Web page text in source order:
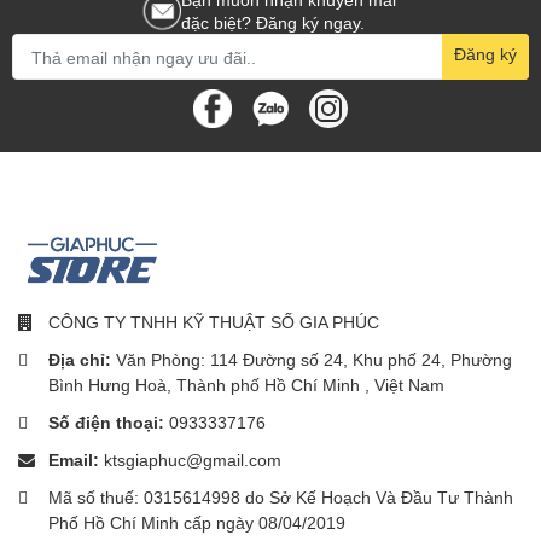
đặc biệt? Đăng ký ngay.
Đăng ký
CÔNG TY TNHH KỸ THUẬT SỐ GIA PHÚC
Địa chỉ: Văn Phòng: 114 Đường số 24, Khu phố 24, Phường
Bình Hưng Hoà, Thành phố Hồ Chí Minh , Việt Nam
Số điện thoại: 0933337176
Email: ktsgiaphuc@gmail.com
Mã số thuế: 0315614998 do Sở Kế Hoạch Và Đầu Tư Thành
Phố Hồ Chí Minh cấp ngày 08/04/2019